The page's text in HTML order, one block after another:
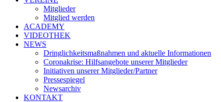
Mitglieder
Mitglied werden
ACADEMY
VIDEOTHEK
NEWS
Dringlichkeitsmaßnahmen und aktuelle Informationen
Coronakrise: Hilfsangebote unserer Mitglieder
Initiativen unserer Mitglieder/Partner
Pressespiegel
Newsarchiv
KONTAKT